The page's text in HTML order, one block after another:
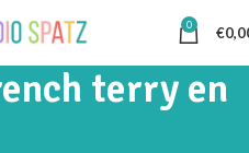
0 €
terry en